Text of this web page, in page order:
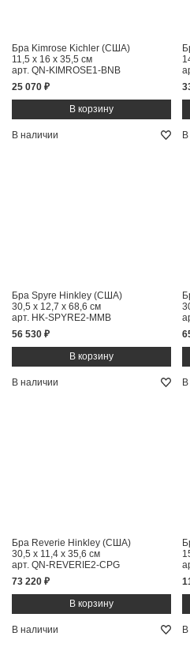
Бра Kimrose Kichler (США)
11,5 x 16 x 35,5 см
арт. QN-KIMROSE1-BNB
25 070 ₽
В наличии
Бра Spyre Hinkley (США)
30,5 x 12,7 x 68,6 см
арт. HK-SPYRE2-MMB
56 530 ₽
В наличии
Бра Reverie Hinkley (США)
30,5 x 11,4 x 35,6 см
арт. QN-REVERIE2-CPG
73 220 ₽
В наличии